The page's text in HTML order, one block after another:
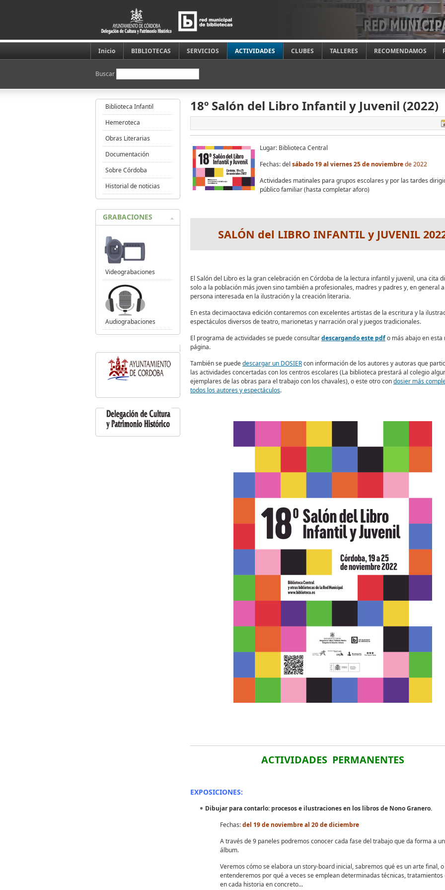
Inicio BIBLIOTECAS SERVICIOS ACTIVIDADES CLUBES TALLERES RECOMENDAMOS
Buscar
18º Salón del Libro Infantil y Juvenil (2022)
Lugar: Biblioteca Central
Fechas: del sábado 19 al viernes 25 de noviembrede 2022
Actividades matinales para grupos escolares y por las tardes
público familiar (hasta completar aforo)
SALÓN del LIBRO INFANTIL y JUVENIL
El Salón del Libro es la gran celebración en Córdoba de la lectura infantil y juvenil, una cita
solo a la población más joven sino también a profesionales, madres y padres y, en general
persona interesada en la ilustración y la creación literaria.
En esta decimaoctava edición contaremos con excelentes artistas de la escritura y la
espectáculos diversos de teatro, marionetas y narración oral y juegos tradicionales.
El programa de actividades se puede consultardescargando este pdfo más abajo en esta
página.
También se puededescargar un DOSIERcon información de los autores y autoras que
las actividades concertadas con los centros escolares (La biblioteca prestará al colegio
ejemplares de las obras para el trabajo con los chavales), o este otro condosier más
todos los autores y espectáculos.
ACTIVIDADES PERMANENTES
EXPOSICIONES:
Dibujar para contarlo: procesos e ilustraciones en los libros de Nono Granero.
Fechas:del 19 de noviembre al 20 de diciembre
A través de 9 paneles podremos conocer cada fase del trabajo que da forma a
álbum.
Veremos cómo se elabora un story-board inicial, sabremos qué es un arte final, o
entenderemos por qué a veces se emplean determinadas técnicas, tratamientos
en cada historia en concreto...
Biblioteca Infantil
Hemeroteca
Obras Literarias
Documentación
Sobre Córdoba
Historial de noticias
GRABACIONES
Videograbaciones
Audiograbaciones